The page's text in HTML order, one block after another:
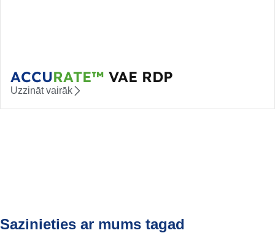
ACCURATE™ VAE RDP
Uzzināt vairāk
Sazinieties ar mums tagad